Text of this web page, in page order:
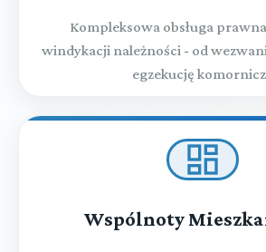
Kompleksowa obsługa
windykacji należności - od
egzekucję
Wspólnoty